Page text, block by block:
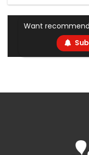
Want